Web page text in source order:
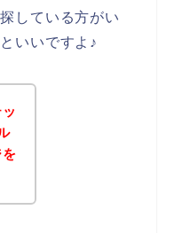
している方がい
いいですよ♪